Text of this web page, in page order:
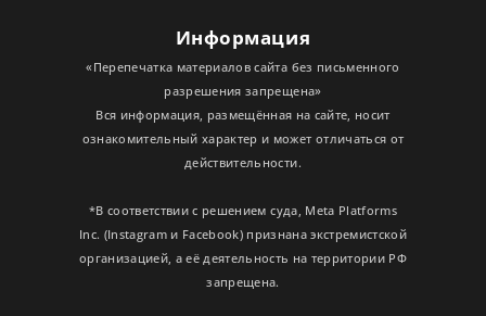
Информация
«Перепечатка материалов сайта без письменного
разрешения запрещена»
Вся информация, размещённая на сайте, носит
ознакомительный характер и может отличаться от
действительности.
*В соответствии с решением суда, Meta Platforms
Inc. (Instagram и Facebook) признана экстремистской
организацией, а её деятельность на территории РФ
запрещена.